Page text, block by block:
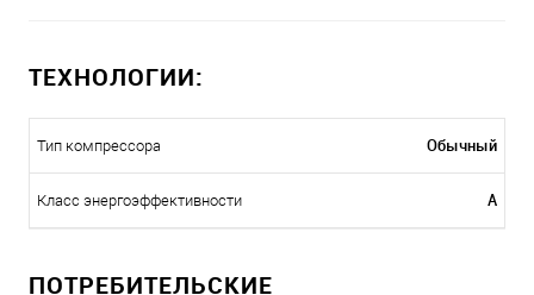
ТЕХНОЛОГИИ:
Тип компрессора Обычный
Класс энергоэффективности A
ПОТРЕБИТЕЛЬСКИЕ